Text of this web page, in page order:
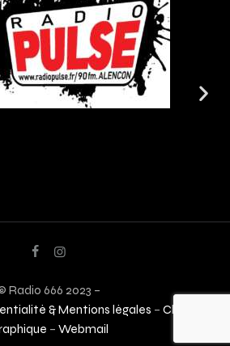
Radio 666 2023 –
& Mentions légales – Charte
– Webmail